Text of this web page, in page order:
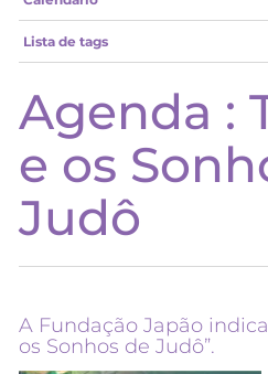
Lista de tags
Agenda :
e os
Judô
A Fundação Japão
os Sonhos de Judô”.